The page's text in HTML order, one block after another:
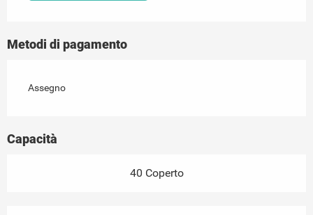
Metodi di pagamento
Assegno
Capacità
40 Coperto